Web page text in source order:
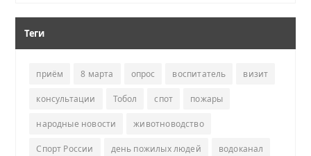
Теги
приём 8 марта опрос воспитатель визит
консультации Тобол спот пожары
народные новости животноводство
Спорт России день пожилых людей водоканал